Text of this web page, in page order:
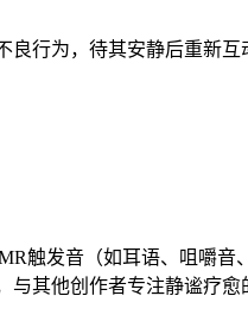
行为，待其安静后重新互
触发音（如耳语、咀嚼
其他创作者专注静谧疗愈